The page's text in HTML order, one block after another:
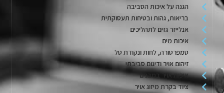
הגנה על איכות הסביבה
בריאות, גהות ובטיחות תעסוקתית
אנלייזר גזים לתהליכים
איכות מים
טמפרטורה, לחות ונקודת טל
זיהום אויר ודיגום סביבתי
איכות אויר במבנים
ציוד בקרת מיזוג אויר